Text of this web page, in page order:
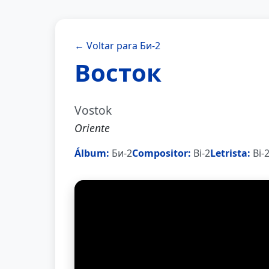
← Voltar para Би-2
Восток
Vostok
Oriente
Álbum: Би-2Compositor: Bi-2Letrista: Bi-2